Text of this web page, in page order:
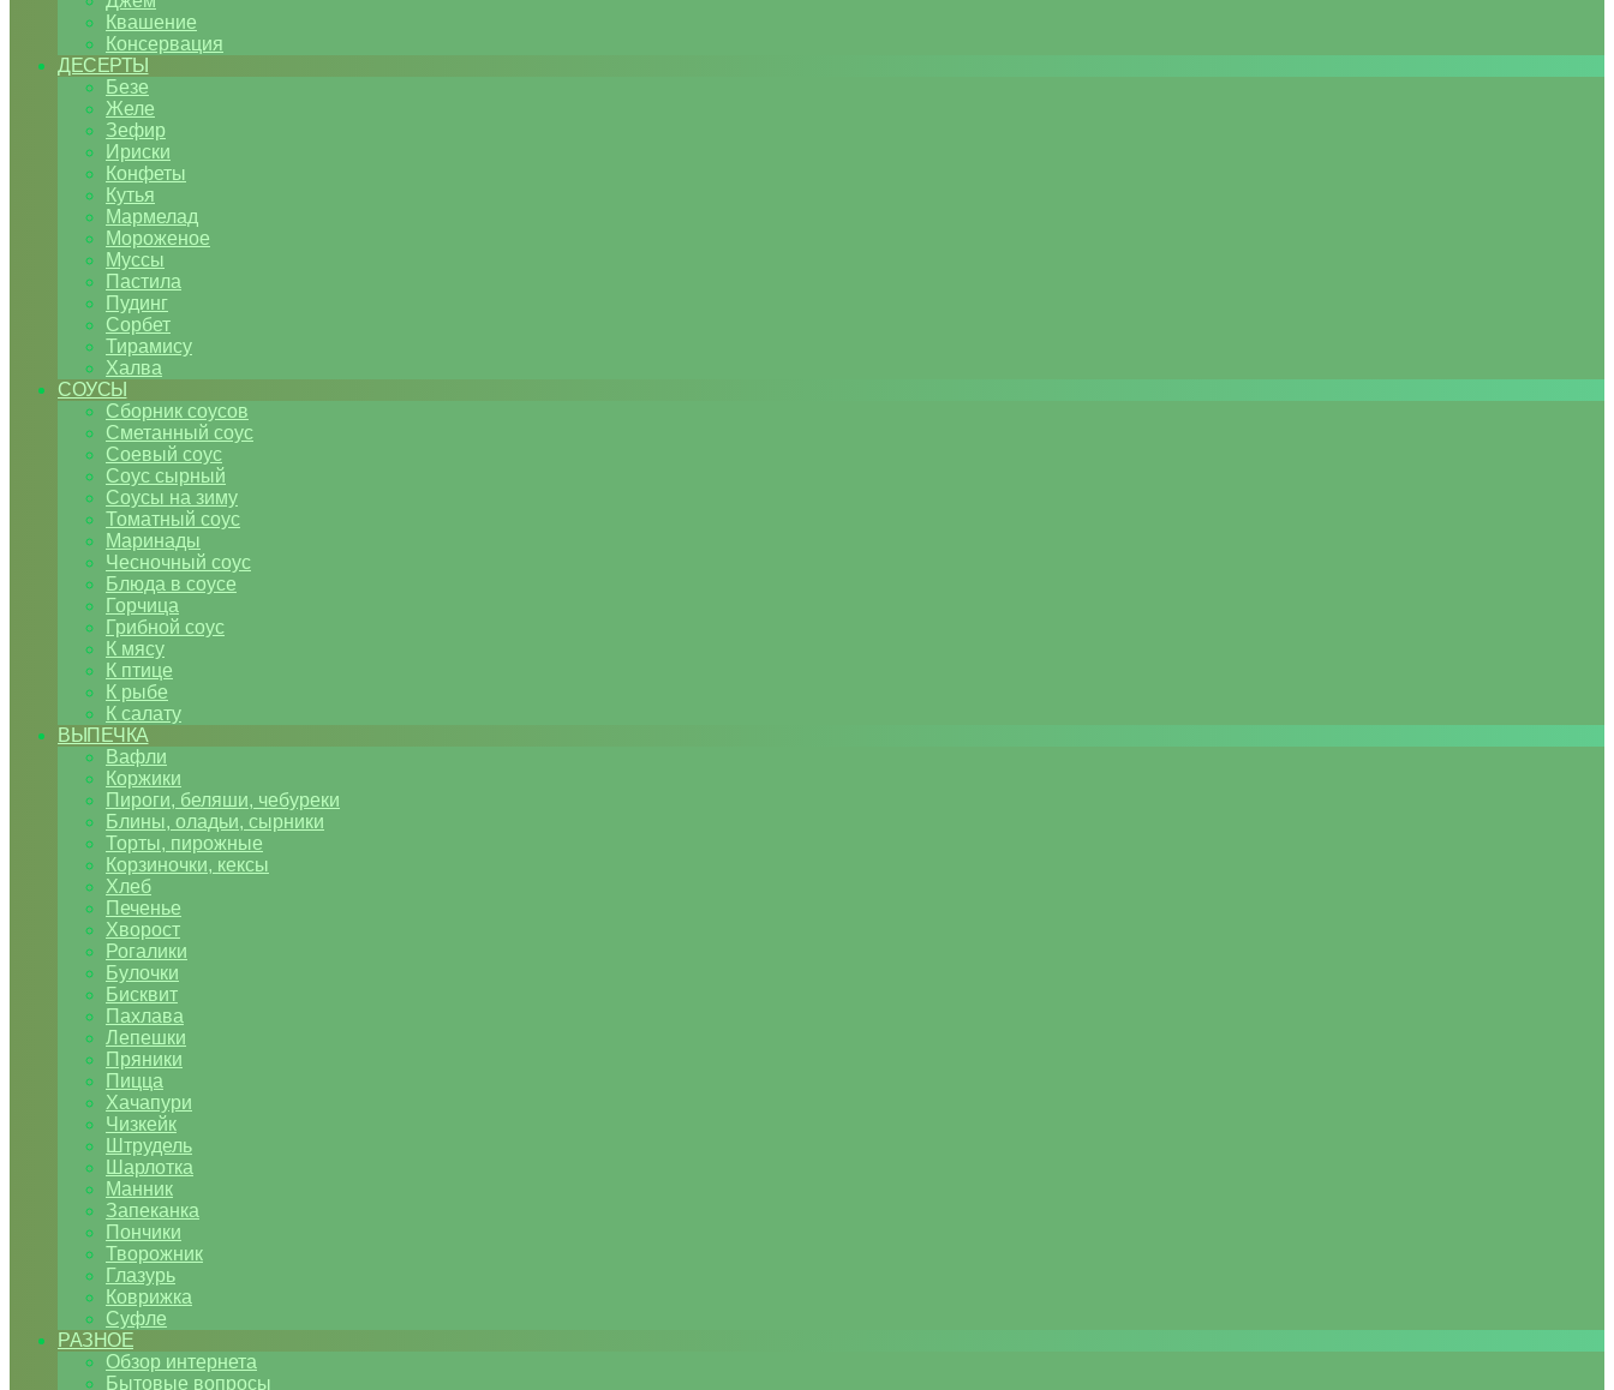
Квашение
Консервация
ДЕСЕРТЫ
Безе
Желе
Зефир
Ириски
Конфеты
Кутья
Мармелад
Мороженое
Муссы
Пастила
Пудинг
Сорбет
Тирамису
Халва
СОУСЫ
Сборник соусов
Сметанный соус
Соевый соус
Соус сырный
Соусы на зиму
Томатный соус
Маринады
Чесночный соус
Блюда в соусе
Горчица
Грибной соус
К мясу
К птице
К рыбе
К салату
ВЫПЕЧКА
Вафли
Коржики
Пироги, беляши, чебуреки
Блины, оладьи, сырники
Торты, пирожные
Корзиночки, кексы
Хлеб
Печенье
Хворост
Рогалики
Булочки
Бисквит
Пахлава
Лепешки
Пряники
Пицца
Хачапури
Чизкейк
Штрудель
Шарлотка
Манник
Запеканка
Пончики
Творожник
Глазурь
Коврижка
Суфле
РАЗНОЕ
Обзор интернета
Бытовые вопросы